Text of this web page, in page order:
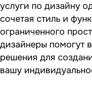
услуги по дизайну
сочетая стиль и
ограниченного
дизайнеры помогут
решения для
вашу